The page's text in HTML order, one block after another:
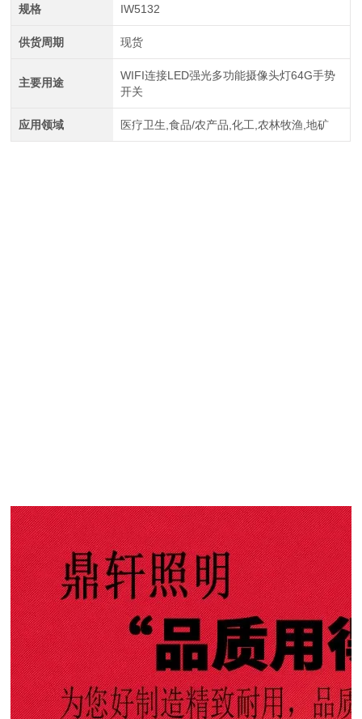
规格 IW5132
供货周期 现货
主要用途
WIFI连接LED强光多功能摄像头灯64G手势
开关
应用领域 医疗卫生,食品/农产品,化工,农林牧渔,地矿